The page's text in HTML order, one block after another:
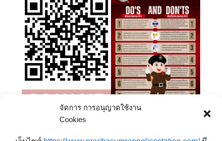
จัดการ การอนุญาตใช้งาน
Cookies